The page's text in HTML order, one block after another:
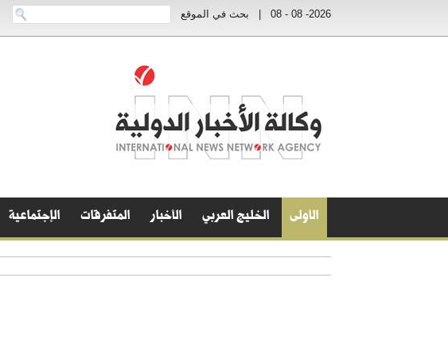
2026- 08 - 08 بحث في الموقع
الأولى الخليج العربي الأخبار المتفرقات الإجتماعية